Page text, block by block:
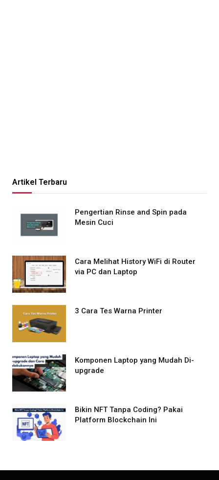
Artikel Terbaru
Pengertian Rinse and Spin pada
Mesin Cuci
Cara Melihat History WiFi di Router
via PC dan Laptop
3 Cara Tes Warna Printer
Komponen Laptop yang Mudah Di-
upgrade
Bikin NFT Tanpa Coding? Pakai
Platform Blockchain Ini